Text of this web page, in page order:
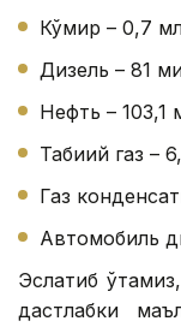
Кўмир – 0,7
Дизель – 81
Нефть – 103,1
Табиий газ –
Газ
Автомобиль
Эслатиб
дастлабки